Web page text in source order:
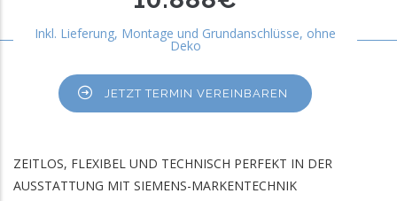
Inkl. Lieferung, Montage und Grundanschlüsse, ohne
Deko
JETZT TERMIN VEREINBAREN
ZEITLOS, FLEXIBEL UND TECHNISCH PERFEKT IN DER
AUSSTATTUNG MIT SIEMENS-MARKENTECHNIK